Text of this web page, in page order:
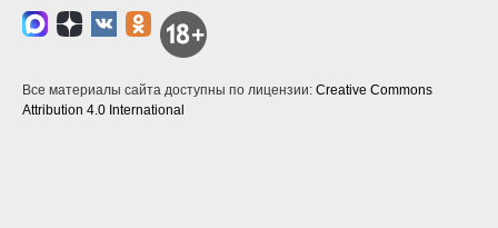
Все материалы сайта доступны по лицензии: Creative Commons
Attribution 4.0 International